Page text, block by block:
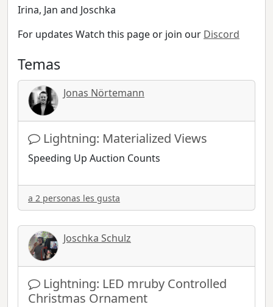
Irina, Jan and Joschka
For updates Watch this page or join our Discord
Temas
Jonas Nörtemann
Lightning: Materialized Views
Speeding Up Auction Counts
a 2 personas les gusta
Joschka Schulz
Lightning: LED mruby Controlled
Christmas Ornament